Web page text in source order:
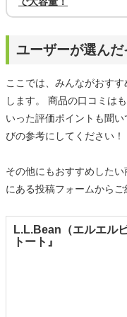
ユーザーが選ん
ここでは、みんながおす
します。 商品の口コミは
いった評価ポイントも聞
びの参考にしてください！
その他にもおすすめした
にある投稿フォームからご
L.L.Bean（エルエル
トート』